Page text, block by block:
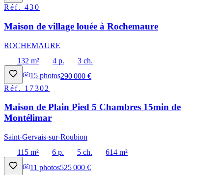
Réf.430
Maison de village louée à Rochemaure
ROCHEMAURE
132 m²
4 p.
3 ch.
15 photos290 000 €
Réf. 17302
Maison de Plain Pied 5 Chambres 15min de
Montélimar
Saint-Gervais-sur-Roubion
115 m²
6 p. 5 ch.
614 m²
11 photos525 000 €